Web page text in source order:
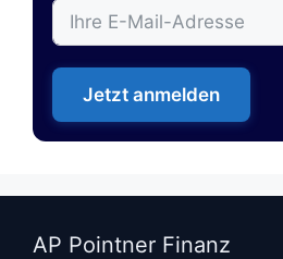
Jetzt anmelden
AP Pointner Finanz